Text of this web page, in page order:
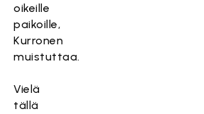
oikeille
paikoille,
Kurronen
muistuttaa.
Vielä
tällä